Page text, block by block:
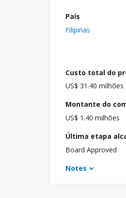
País
Filipinas
Custo total do
US$ 31.40 milhões
Montante do
US$ 1.40 milhões
Última etapa
Board Approved
Notes